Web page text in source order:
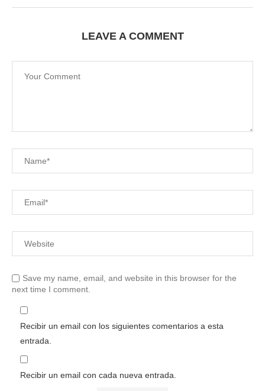
LEAVE A COMMENT
Save my name, email, and website in this browser for the
next time I comment.
Recibir un email con los siguientes comentarios a esta
entrada.
Recibir un email con cada nueva entrada.